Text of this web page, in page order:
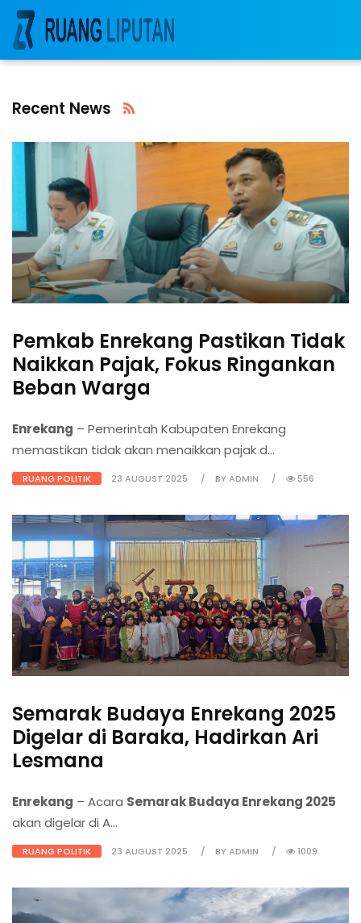
Recent News
Pemkab Enrekang Pastikan Tidak
Naikkan Pajak, Fokus Ringankan
Beban Warga
Enrekang – Pemerintah Kabupaten Enrekang
memastikan tidak akan menaikkan pajak d...
RUANG POLITIK 23 AUGUST 2025 BY ADMIN 556
Semarak Budaya Enrekang 2025
Digelar di Baraka, Hadirkan Ari
Lesmana
Enrekang – Acara Semarak Budaya Enrekang 2025
akan digelar di A...
RUANG POLITIK 23 AUGUST 2025 BY ADMIN 1009